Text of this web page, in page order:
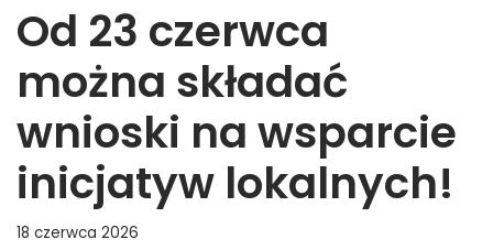
Od 23 czerwca
można składać
wnioski na wsparcie
inicjatyw lokalnych!
18 czerwca 2026